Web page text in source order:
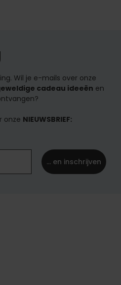
Wil je e-mails over onze
cadeau ideeën en
onze NIEUWSBRIEF:
... en inschrijven